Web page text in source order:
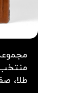
منتخب
طلا،